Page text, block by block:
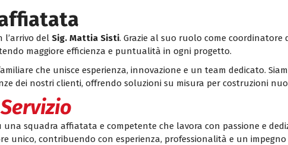
l’arrivo del Sig. Mattia Sisti. Grazie al suo ruolo come coordinatore
maggiore efficienza e puntualità in ogni progetto.
che unisce esperienza, innovazione e un team dedicato.
dei nostri clienti, offrendo soluzioni su misura per costruzioni
squadra affiatata e competente che lavora con passione e
unico, contribuendo con esperienza, professionalità e un impegno